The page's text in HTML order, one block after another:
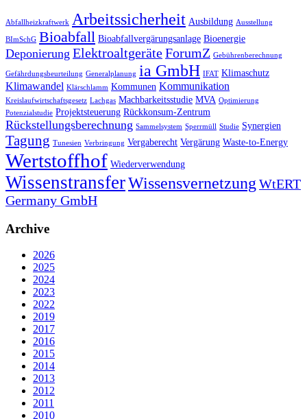
Abfallheizkraftwerk Arbeitssicherheit Ausbildung Ausstellung
BImSchG Bioabfall Bioabfallvergärungsanlage Bioenergie
Deponierung ElektroaltgeräteForumZ Gebührenberechnung
Gefährdungsbeurteilung Generalplanung ia GmbH IFAT Klimaschutz
Klimawandel Klärschlamm Kommunen Kommunikation
Kreislaufwirtschaftsgesetz Lachgas Machbarkeitsstudie MVA Optimierung
Potenzialstudie Projektsteuerung Rückkonsum-Zentrum
Rückstellungsberechnung Sammelsystem Sperrmüll Studie Synergien
Tagung Tunesien Verbringung Vergaberecht Vergärung Waste-to-Energy
Wertstoffhof Wiederverwendung
WissenstransferWissensvernetzung WtERT
Germany GmbH
Archive
2026
2025
2024
2023
2022
2019
2017
2016
2015
2014
2013
2012
2011
2010